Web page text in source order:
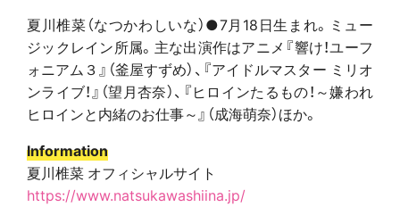
夏川椎菜（なつかわしいな）●7月18日生まれ。ミュー
ジックレイン所属。主な出演作はアニメ『響け！ユーフ
ォニアム３』（釜屋すずめ）、『アイドルマスター ミリオ
ンライブ！』（望月杏奈）、『ヒロインたるもの！～嫌われ
ヒロインと内緒のお仕事～』（成海萌奈）ほか。
Information
夏川椎菜 オフィシャルサイト
https://www.natsukawashiina.jp/